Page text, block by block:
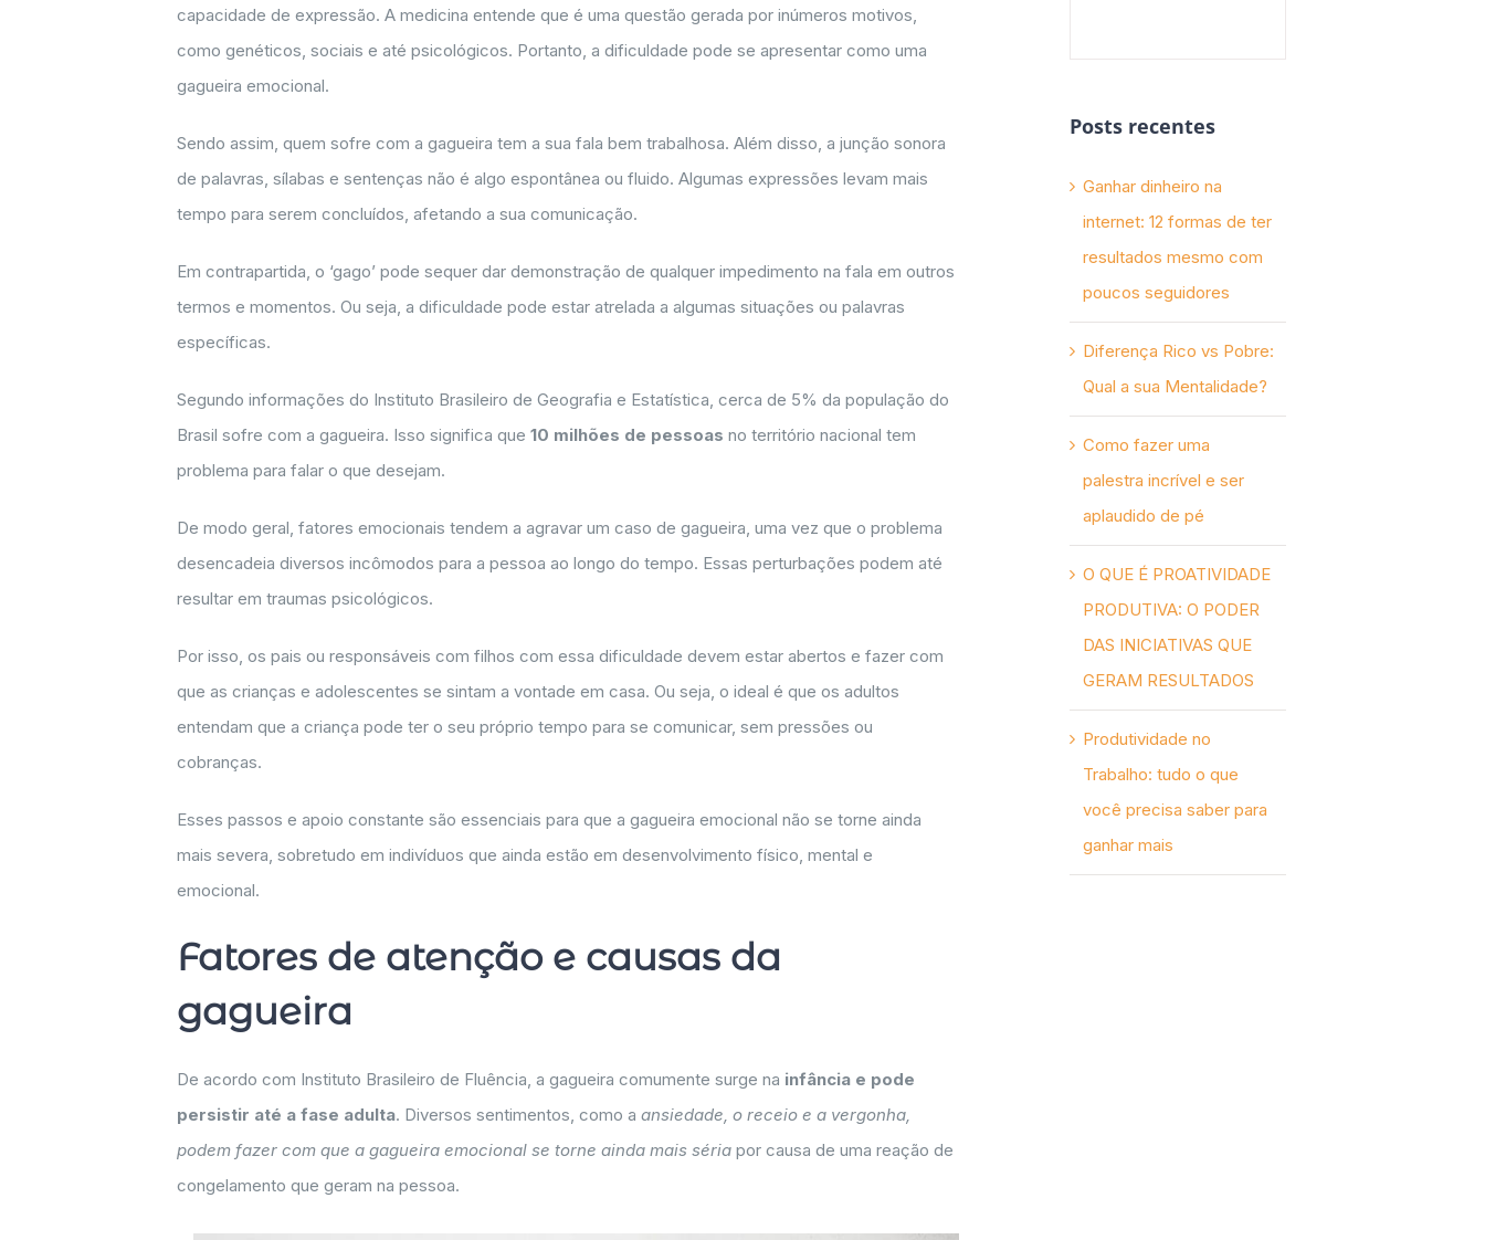
capacidade de expressão. A medicina entende que é uma questão gerada por inúmeros motivos,
como genéticos, sociais e até psicológicos. Portanto, a dificuldade pode se apresentar como uma
gagueira emocional.
Sendo assim, quem sofre com a gagueira tem a sua fala bem trabalhosa. Além disso, a junção sonora
de palavras, sílabas e sentenças não é algo espontânea ou fluido. Algumas expressões levam mais
tempo para serem concluídos, afetando a sua comunicação.
Em contrapartida, o ‘gago’ pode sequer dar demonstração de qualquer impedimento na fala em outros
termos e momentos. Ou seja, a dificuldade pode estar atrelada a algumas situações ou palavras
específicas.
Segundo informações do Instituto Brasileiro de Geografia e Estatística, cerca de 5% da população do
Brasil sofre com a gagueira. Isso significa que 10 milhões de pessoas no território nacional tem
problema para falar o que desejam.
De modo geral, fatores emocionais tendem a agravar um caso de gagueira, uma vez que o problema
desencadeia diversos incômodos para a pessoa ao longo do tempo. Essas perturbações podem até
resultar em traumas psicológicos.
Por isso, os pais ou responsáveis com filhos com essa dificuldade devem estar abertos e fazer com
que as crianças e adolescentes se sintam a vontade em casa. Ou seja, o ideal é que os adultos
entendam que a criança pode ter o seu próprio tempo para se comunicar, sem pressões ou
cobranças.
Esses passos e apoio constante são essenciais para que a gagueira emocional não se torne ainda
mais severa, sobretudo em indivíduos que ainda estão em desenvolvimento físico, mental e
emocional.
Fatores de atenção e causas da
gagueira
De acordo com Instituto Brasileiro de Fluência, a gagueira comumente surge na infância e pode
persistir até a fase adulta. Diversos sentimentos, como a ansiedade, o receio e a vergonha,
podem fazer com que a gagueira emocional se torne ainda mais séria por causa de uma reação de
congelamento que geram na pessoa.
Posts recentes
Ganhar dinheiro na
internet: 12 formas de ter
resultados mesmo com
poucos seguidores
Diferença Rico vs Pobre:
Qual a sua Mentalidade?
Como fazer uma
palestra incrível e ser
aplaudido de pé
O QUE É PROATIVIDADE
PRODUTIVA: O PODER
DAS INICIATIVAS QUE
GERAM RESULTADOS
Produtividade no
Trabalho: tudo o que
você precisa saber para
ganhar mais